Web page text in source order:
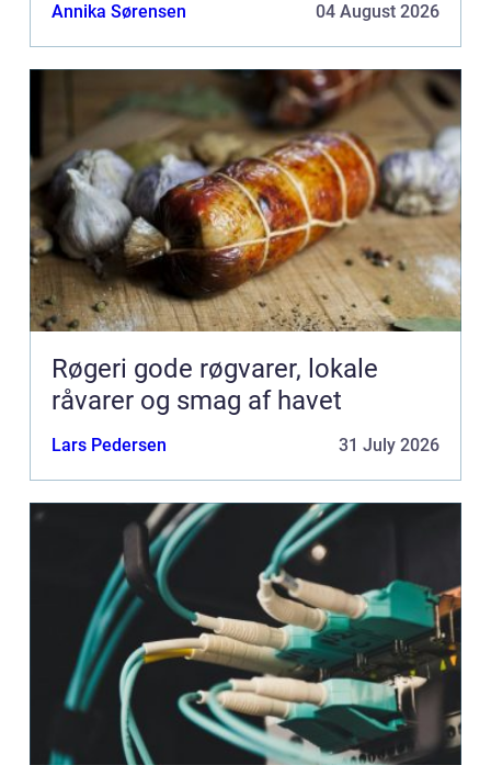
Annika Sørensen 04 August 2026
Røgeri gode røgvarer, lokale
råvarer og smag af havet
Lars Pedersen 31 July 2026